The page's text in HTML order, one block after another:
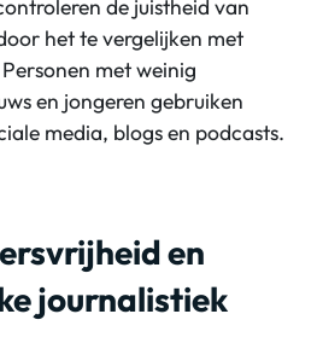
de juistheid van
het te vergelijken met
met weinig
en jongeren gebruiken
media, blogs en podcasts.
en
journalistiek